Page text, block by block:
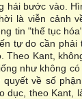
hái bước vào.
là viễn cảnh
tin "thế tục
tự do cần phải
Theo Kant,
như không
về số phận
dục, theo Kant,